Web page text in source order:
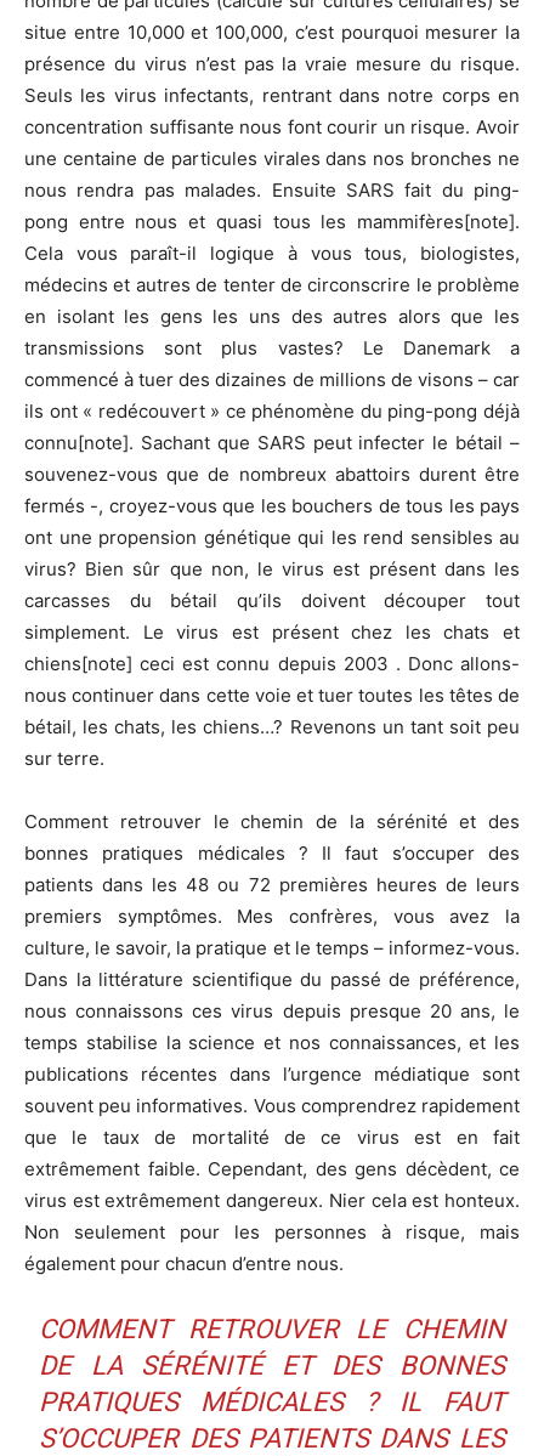
situe entre 10,000 et 100,000, c’est pourquoi mesurer la
présence du virus n’est pas la vraie mesure du risque.
Seuls les virus infectants, rentrant dans notre corps en
concentration suffisante nous font courir un risque. Avoir
une centaine de particules virales dans nos bronches ne
nous rendra pas malades. Ensuite SARS fait du ping-
pong entre nous et quasi tous les mammifères[note].
Cela vous paraît-il logique à vous tous, biologistes,
médecins et autres de tenter de circonscrire le problème
en isolant les gens les uns des autres alors que les
transmissions sont plus vastes? Le Danemark a
commencé à tuer des dizaines de millions de visons – car
ils ont « redécouvert » ce phénomène du ping-pong déjà
connu[note]. Sachant que SARS peut infecter le bétail –
souvenez-vous que de nombreux abattoirs durent être
fermés -, croyez-vous que les bouchers de tous les pays
ont une propension génétique qui les rend sensibles au
virus? Bien sûr que non, le virus est présent dans les
carcasses du bétail qu’ils doivent découper tout
simplement. Le virus est présent chez les chats et
chiens[note] ceci est connu depuis 2003 . Donc allons-
nous continuer dans cette voie et tuer toutes les têtes de
bétail, les chats, les chiens…? Revenons un tant soit peu
sur terre.
Comment retrouver le chemin de la sérénité et des
bonnes pratiques médicales ? Il faut s’occuper des
patients dans les 48 ou 72 premières heures de leurs
premiers symptômes. Mes confrères, vous avez la
culture, le savoir, la pratique et le temps – informez-vous.
Dans la littérature scientifique du passé de préférence,
nous connaissons ces virus depuis presque 20 ans, le
temps stabilise la science et nos connaissances, et les
publications récentes dans l’urgence médiatique sont
souvent peu informatives. Vous comprendrez rapidement
que le taux de mortalité de ce virus est en fait
extrêmement faible. Cependant, des gens décèdent, ce
virus est extrêmement dangereux. Nier cela est honteux.
Non seulement pour les personnes à risque, mais
également pour chacun d’entre nous.
COMMENT RETROUVER LE CHEMIN
DE LA SÉRÉNITÉ ET DES BONNES
PRATIQUES MÉDICALES ? IL FAUT
S’OCCUPER DES PATIENTS DANS LES